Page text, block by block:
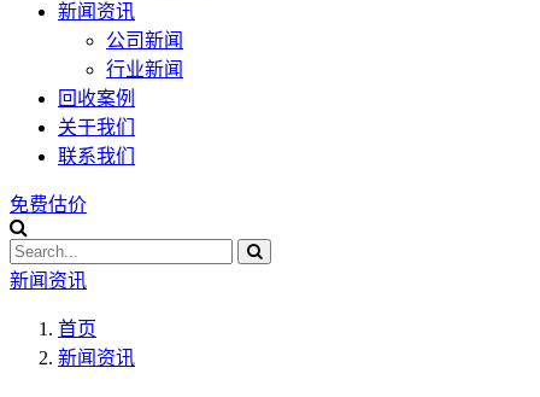
新闻资讯
公司新闻
行业新闻
回收案例
关于我们
联系我们
免费估价
新闻资讯
首页
新闻资讯